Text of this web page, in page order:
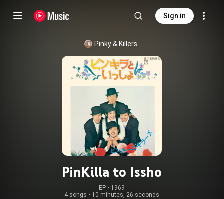
Sign in
Pinky & Killers
PinKilla to Issho
EP • 1969
4 songs • 10 minutes, 26 seconds